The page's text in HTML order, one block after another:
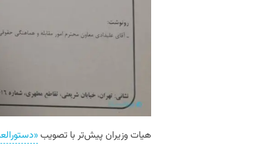
هیات وزیران پیش‌تر با تصویب